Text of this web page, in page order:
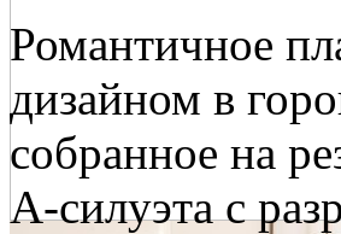
Романтичное
дизайном в
собранное на
А-силуэта с